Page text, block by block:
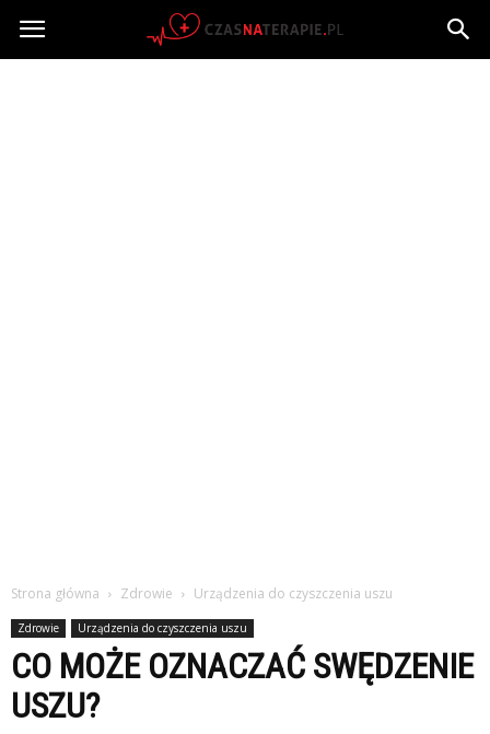
Czasnaterapie.pl
Strona główna Zdrowie Urządzenia do czyszczenia uszu
Zdrowie Urządzenia do czyszczenia uszu
CO MOŻE OZNACZAĆ SWĘDZENIE
USZU?